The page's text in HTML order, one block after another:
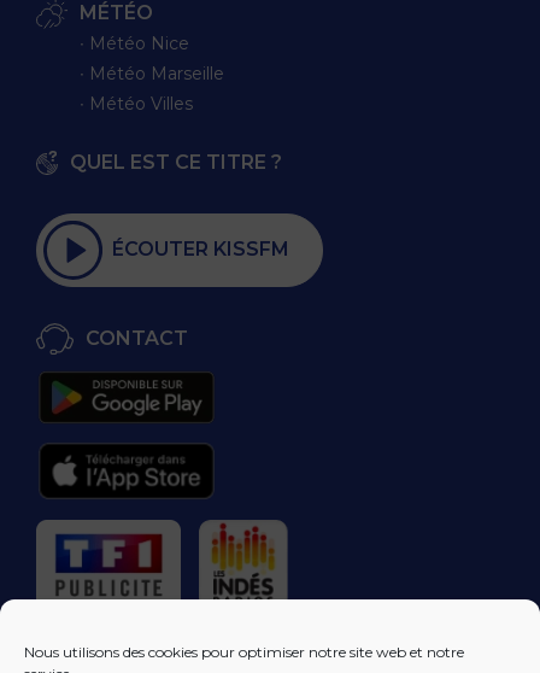
Nous utilisons des cookies pour optimiser notre site web et notre
MÉTÉO
∙ Météo Nice
∙ Météo Marseille
∙ Météo Villes
QUEL EST CE TITRE ?
ÉCOUTER KISSFM
CONTACT
RÉGIE PUBLICITAIRE